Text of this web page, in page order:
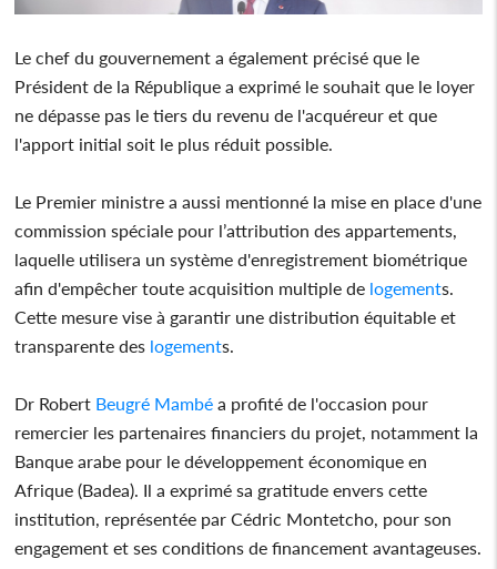
Le chef du gouvernement a également précisé que le
Président de la République a exprimé le souhait que le loyer
ne dépasse pas le tiers du revenu de l'acquéreur et que
l'apport initial soit le plus réduit possible.
Le Premier ministre a aussi mentionné la mise en place d'une
commission spéciale pour l’attribution des appartements,
laquelle utilisera un système d'enregistrement biométrique
afin d'empêcher toute acquisition multiple de logements.
Cette mesure vise à garantir une distribution équitable et
transparente des logements.
Dr Robert Beugré Mambé a profité de l'occasion pour
remercier les partenaires financiers du projet, notamment la
Banque arabe pour le développement économique en
Afrique (Badea). Il a exprimé sa gratitude envers cette
institution, représentée par Cédric Montetcho, pour son
engagement et ses conditions de financement avantageuses.